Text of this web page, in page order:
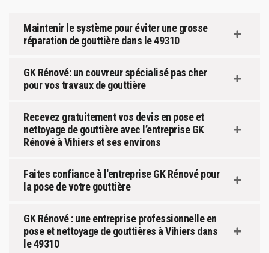
Maintenir le système pour éviter une grosse
réparation de gouttière dans le 49310
GK Rénové: un couvreur spécialisé pas cher
pour vos travaux de gouttière
Recevez gratuitement vos devis en pose et
nettoyage de gouttière avec l’entreprise GK
Rénové à Vihiers et ses environs
Faites confiance à l'entreprise GK Rénové pour
la pose de votre gouttière
GK Rénové : une entreprise professionnelle en
pose et nettoyage de gouttières à Vihiers dans
le 49310